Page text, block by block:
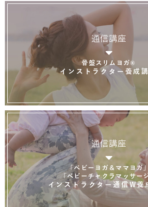
通信講座
骨盤スリムヨガ®
インストラクター養成
通信講座
「ベビーヨガ＆ママヨガ」
「ベビーチャクラマッサージ
インストラクター通信W養